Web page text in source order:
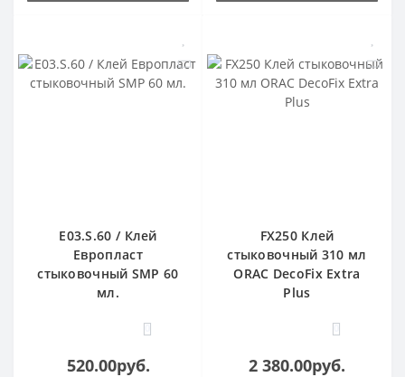
E03.S.60 / Клей
Европласт
стыковочный SMP 60
мл.
0
520.00руб.
FX250 Клей
стыковочный 310 мл
ORAC DecoFix Extra
Plus
0
2 380.00руб.